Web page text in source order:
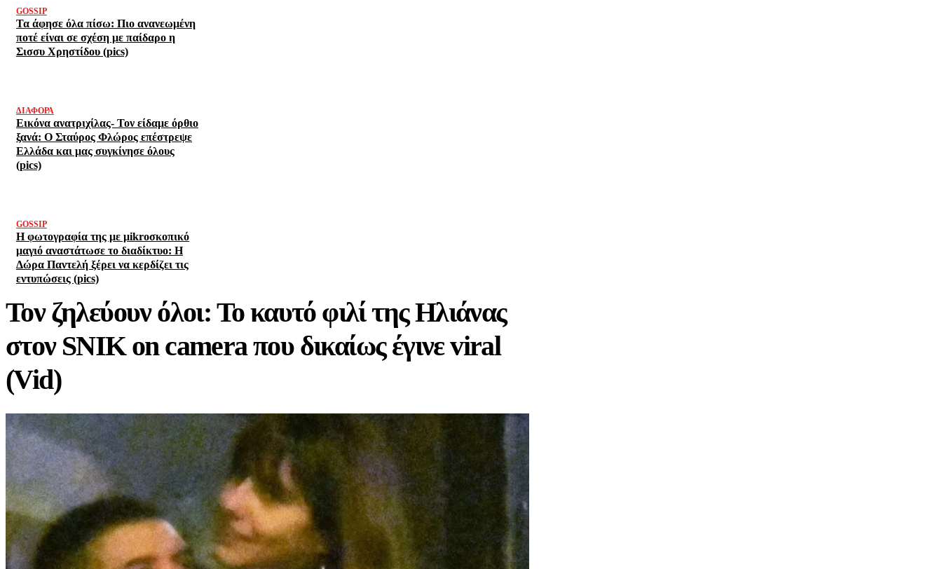
GOSSIP
Τα άφησε όλα πίσω: Πιο ανανεωμένη
ποτέ είναι σε σχέση με παίδαρο η
Σισσυ Χρηστίδου (pics)
ΔΙΆΦΟΡΑ
Εικόνα ανατριχίλας- Τον είδαμε όρθιο
ξανά: Ο Σταύρος Φλώρος επέστρεψε
Ελλάδα και μας συγκίνησε όλους
(pics)
GOSSIP
Η φωτογραφία της με μikroσκοπικό
μαγιό αναστάτωσε το διαδίκτυο: Η
Δώρα Παντελή ξέρει να κερδίζει τις
εντυπώσεις (pics)
Τον ζηλεύουν όλοι: Το καυτό φιλί της Ηλιάνας
στον SNIK on camera που δικαίως έγινε viral
(Vid)